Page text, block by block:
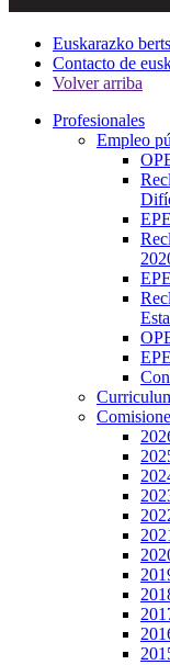
Euskarazko
Contacto de
Volver arriba
Profesionales
Empleo